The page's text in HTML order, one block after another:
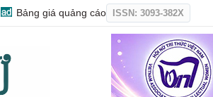
Bảng giá quảng cáo ISSN: 3093-382X